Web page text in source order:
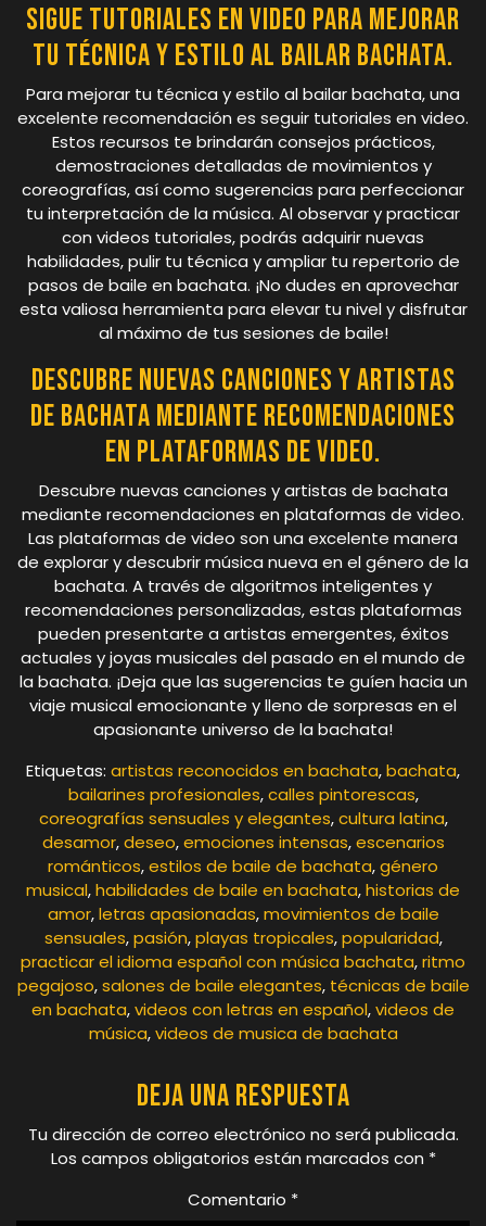
Sigue tutoriales en video para mejorar
tu técnica y estilo al bailar bachata.
Para mejorar tu técnica y estilo al bailar bachata, una
excelente recomendación es seguir tutoriales en video.
Estos recursos te brindarán consejos prácticos,
demostraciones detalladas de movimientos y
coreografías, así como sugerencias para perfeccionar
tu interpretación de la música. Al observar y practicar
con videos tutoriales, podrás adquirir nuevas
habilidades, pulir tu técnica y ampliar tu repertorio de
pasos de baile en bachata. ¡No dudes en aprovechar
esta valiosa herramienta para elevar tu nivel y disfrutar
al máximo de tus sesiones de baile!
Descubre nuevas canciones y artistas
de bachata mediante recomendaciones
en plataformas de video.
Descubre nuevas canciones y artistas de bachata
mediante recomendaciones en plataformas de video.
Las plataformas de video son una excelente manera
de explorar y descubrir música nueva en el género de la
bachata. A través de algoritmos inteligentes y
recomendaciones personalizadas, estas plataformas
pueden presentarte a artistas emergentes, éxitos
actuales y joyas musicales del pasado en el mundo de
la bachata. ¡Deja que las sugerencias te guíen hacia un
viaje musical emocionante y lleno de sorpresas en el
apasionante universo de la bachata!
Etiquetas: artistas reconocidos en bachata,bachata,
bailarines profesionales,calles pintorescas,
coreografías sensuales y elegantes,cultura latina,
desamor,deseo,emociones intensas,escenarios
románticos,estilos de baile de bachata,género
musical,habilidades de baile en bachata,historias de
amor,letras apasionadas,movimientos de baile
sensuales,pasión,playas tropicales,popularidad,
practicar el idioma español con música bachata,ritmo
pegajoso,salones de baile elegantes, técnicas de baile
en bachata,videos con letras en español,videos de
música,videos de musica de bachata
Deja una respuesta
Tu dirección de correo electrónico no será publicada.
Los campos obligatorios están marcados con *
Comentario *